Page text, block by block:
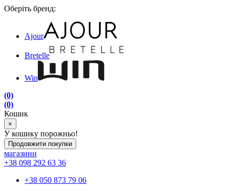
Оберіть бренд:
Ajour
Bretelle
Win
(0)
(0)
Кошик
×
У кошику порожньо!
Продовжити покупки
магазини
+38 098 292 63 36
+38 050 873 79 06